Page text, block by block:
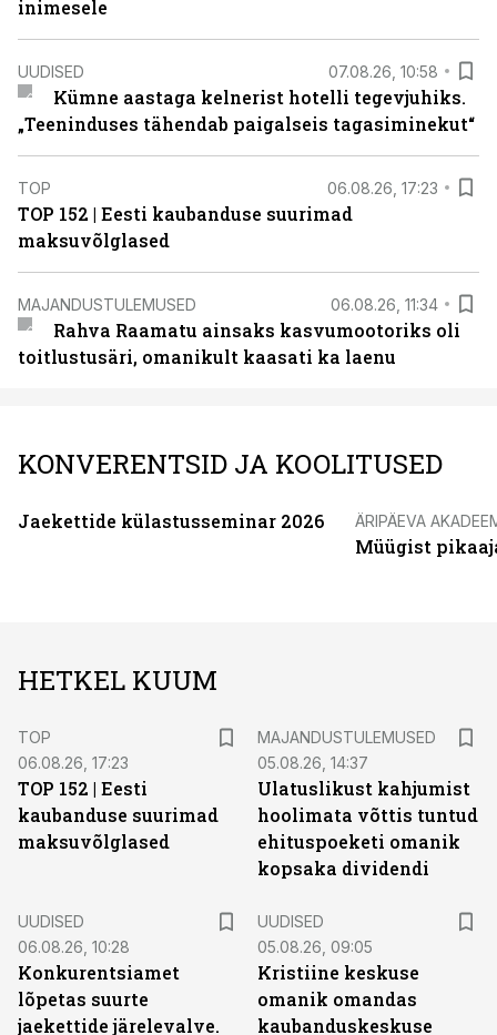
inimesele
UUDISED 07.08.26, 10:58
Kümne aastaga kelnerist hotelli tegevjuhiks.
„Teeninduses tähendab paigalseis tagasiminekut“
TOP 06.08.26, 17:23
TOP 152 | Eesti kaubanduse suurimad
maksuvõlglased
MAJANDUSTULEMUSED 06.08.26, 11:34
Rahva Raamatu ainsaks kasvumootoriks oli
toitlustusäri, omanikult kaasati ka laenu
KONVERENTSID JA KOOLITUSED
Jaekettide külastusseminar 2026 ÄRIPÄEVA
Müügist
HETKEL KUUM
TOP
06.08.26, 17:23
TOP 152 | Eesti
kaubanduse suurimad
maksuvõlglased
MAJANDUSTULEMUSED
05.08.26, 14:37
Ulatuslikust kahjumist
hoolimata võttis tuntud
ehituspoeketi omanik
kopsaka dividendi
UUDISED
06.08.26, 10:28
Konkurentsiamet
lõpetas suurte
jaekettide järelevalve.
UUDISED
05.08.26, 09:05
Kristiine keskuse
omanik omandas
kaubanduskeskuse